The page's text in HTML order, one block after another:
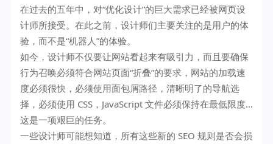
在过去的五年中，对“优化设计”的巨大需求已经被网页设
计师所接受。在此之前，设计师们主要关注的是用户的体
验，而不是“机器人”的体验。
如今，设计师不仅要让网站看起来有吸引力，而且要确保
行为召唤必须符合网站页面“折叠”的要求，网站的加载速
度必须很快，必须使用面包屑路径，清晰明了的导航选
择，必须使用 CSS，JavaScript 文件必须保持在最低限度…
这是一项艰巨的任务。
一些设计师可能想知道，所有这些新的 SEO 规则是否会损